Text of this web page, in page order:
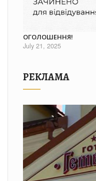
ОГОЛОШЕННЯ!
July 21, 2025
РЕКЛАМА